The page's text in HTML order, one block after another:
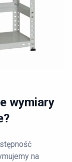
wymiary
na